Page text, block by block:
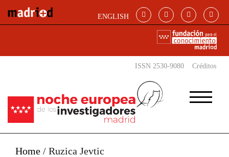
ENGLISH
ISSN 2530-9080 Créditos
Home / Ruzica Jevtic